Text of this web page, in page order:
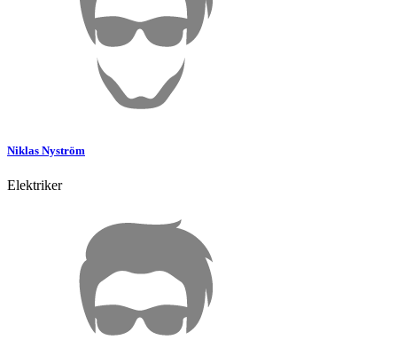
Niklas Nyström
Elektriker